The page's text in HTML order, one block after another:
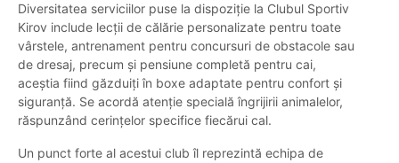
Diversitatea serviciilor puse la dispoziție la Clubul Sportiv
Kirov include lecții de călărie personalizate pentru toate
vârstele, antrenament pentru concursuri de obstacole sau
de dresaj, precum și pensiune completă pentru cai,
aceștia fiind găzduiți în boxe adaptate pentru confort și
siguranță. Se acordă atenție specială îngrijirii animalelor,
răspunzând cerințelor specifice fiecărui cal.
Un punct forte al acestui club îl reprezintă echipa de